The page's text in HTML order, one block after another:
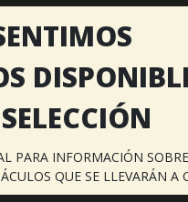
PARA INFORMACIÓN
QUE SE LLEVARÁN A